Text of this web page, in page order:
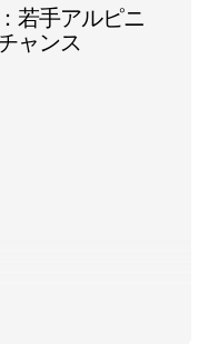
若手アルピニ
ャンス